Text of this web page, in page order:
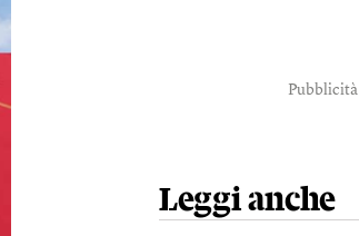
Pubblicità
Leggi anche